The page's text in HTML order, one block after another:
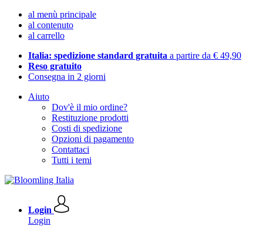
al menù principale
al contenuto
al carrello
Italia: spedizione standard gratuita a partire da € 49,90
Reso gratuito
Consegna in 2 giorni
Aiuto
Dov'è il mio ordine?
Restituzione prodotti
Costi di spedizione
Opzioni di pagamento
Contattaci
Tutti i temi
Login
Login